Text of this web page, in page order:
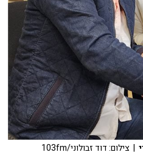
| צילום: דוד זבולוני/103fm